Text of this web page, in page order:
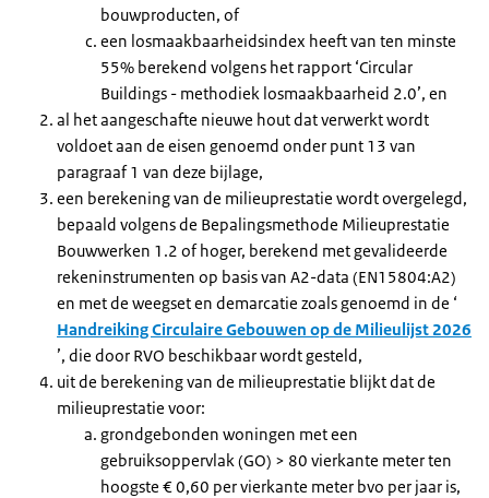
bouwproducten, of
een losmaakbaarheidsindex heeft van ten minste
55% berekend volgens het rapport ‘Circular
Buildings - methodiek losmaakbaarheid 2.0’, en
al het aangeschafte nieuwe hout dat verwerkt wordt
voldoet aan de eisen genoemd onder punt 13 van
paragraaf 1 van deze bijlage,
een berekening van de milieuprestatie wordt overgelegd,
bepaald volgens de Bepalingsmethode Milieuprestatie
Bouwwerken 1.2 of hoger, berekend met gevalideerde
rekeninstrumenten op basis van A2-data (EN15804:A2)
en met de weegset en demarcatie zoals genoemd in de ‘
Handreiking Circulaire Gebouwen op de Milieulijst 2026
’, die door RVO beschikbaar wordt gesteld,
uit de berekening van de milieuprestatie blijkt dat de
milieuprestatie voor:
grondgebonden woningen met een
gebruiksoppervlak (GO) > 80 vierkante meter ten
hoogste € 0,60 per vierkante meter bvo per jaar is,